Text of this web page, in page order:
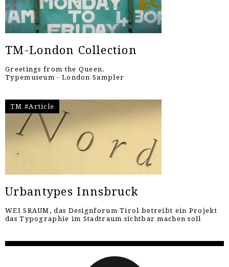
TM-London Collection
Greetings from the Queen.
Typemuseum - London Sampler
TM #Article
Urbantypes Innsbruck
WEI SRAUM, das Designforum Tirol betreibt ein Projekt
das Typographie im Stadtraum sichtbar machen soll